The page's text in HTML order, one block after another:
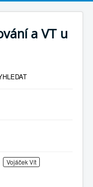
a VT u
Vojáček Vít